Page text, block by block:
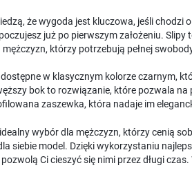
że wygoda jest kluczowa, jeśli chodzi
już po pierwszym założeniu.
którzy potrzebują pełnej
w klasycznym kolorze czarnym,
bok to rozwiązanie, które pozwala
zaszewka, która nadaje im
wybór dla mężczyzn, którzy cenią
siebie model. Dzięki wykorzystaniu
Ci cieszyć się nimi przez długi